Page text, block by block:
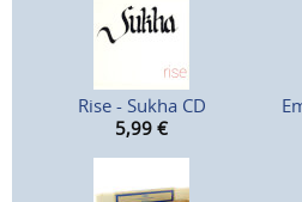
Rise - Sukha CD
5,99 €